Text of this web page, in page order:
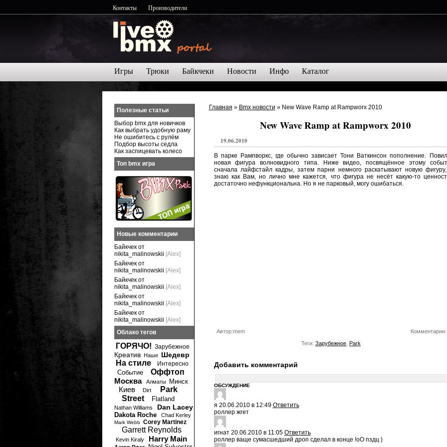
Контакты Производители
Игры Трюки Байкчеки Новости Инфо Каталог
Главная » Bmx новости » New Wave Ramp at Rampworx 2010
New Wave Ramp at Rampworx 2010
19.06.2010
В парке Рампворкс, где обычно зависает Тони Ваткинсон пополнение.
новая фигура волновидного типа. Ниже видео, посвящённое этому
сначала лайфстайл кадры, затем парни немного раскатывают новую
знаю как Вам, но лично мне кажется, что фигура не несёт какую-то
достаточно нефункциональна. Но я не парковый, могу ошибаться.
Автор:mem
Комментарии:
Теги: Зарубежное Park
Добавить комментарий
ОБСУЖДЕНИЕ
я 20.06.2010 в 12:49 Ответить
роллер жгет
игнат 20.06.2010 в 11:05 Ответить
роллер ваще сумасшедший дроп сделал в конце !оО пздц )
Полезные статьи
Выбор bmx для новичков
Как выбрать удобную раму
Не ошибитесь с рулём
Подбор высоты седла
Как заспицевать колесо
Топ bmx игра
Новые комментарии
Байкчек от
nikita_malinowskii [Alex]
Байкчек от
nikita_malinowskii [Alex]
Байкчек от
nikita_malinowskii [Alex]
Байкчек от
nikita_malinowskii [Alex]
Байкчек от
nikita_malinowskii [Alex]
Облако тегов
ГОРЯЧО! Зарубежное
Креатив Наше Шедевр
На стиле Интересно
Событие
Оффтоп
Москва
Алматы Минск
Киев Dirt
Park
Street
Flatland
Nathan Williams Dan Lacey
Dakota Roche Chad Kerley
Mark Webb Corey Martinez
Garrett Reynolds
Kevin Kiraly Harry Main